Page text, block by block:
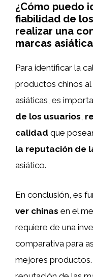
¿Cómo puedo
fiabilidad de
realizar una
marcas
Para identificar la
productos chinos
asiáticas, es
de los usuarios,
calidad que
la reputación de
asiático.
En conclusión, es
ver chinas en el
requiere de una
comparativa para
mejores productos.